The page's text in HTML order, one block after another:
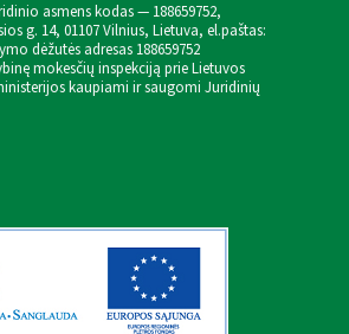
asmens kodas — 188659752,
g. 14, 01107 Vilnius, Lietuva, el.paštas:
dėžutės adresas 188659752
mokesčių inspekciją prie Lietuvos
kaupiami ir saugomi Juridinių